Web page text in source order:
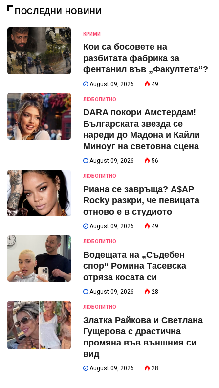
ПОСЛЕДНИ НОВИНИ
КРИМИ
Кои са босовете на
разбитата фабрика за
фентанил във „Факултета“?
August 09, 2026 49
ЛЮБОПИТНО
DARA покори Амстердам!
Българската звезда се
нареди до Мадона и Кайли
Миноуг на световна сцена
August 09, 2026 56
ЛЮБОПИТНО
Риана се завръща? A$AP
Rocky разкри, че певицата
отново е в студиото
August 09, 2026 49
ЛЮБОПИТНО
Водещата на „Съдебен
спор“ Ромина Тасевска
отряза косата си
August 09, 2026 28
ЛЮБОПИТНО
Златка Райкова и Светлана
Гущерова с драстична
промяна във външния си
вид
August 09, 2026 28